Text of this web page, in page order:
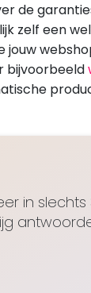
de
zelf een
jouw
bijvoorbeeld
in slechts